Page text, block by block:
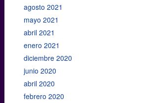
agosto 2021
mayo 2021
abril 2021
enero 2021
diciembre 2020
junio 2020
abril 2020
febrero 2020